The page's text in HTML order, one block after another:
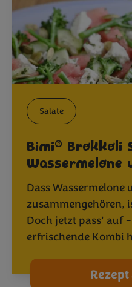
Salate
Bimi® Brokkoli
Wassermelone
Dass Wassermelone
zusammengehören,
Doch jetzt pass' auf
erfrischende Kombi